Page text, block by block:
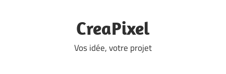
CreaPixel
Vos idée, votre projet